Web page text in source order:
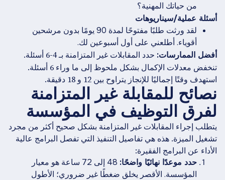
من حياتك المهنية؟
أسئلة عملية/سيناريوهات
لقد ورثت طلبًا مفتوحًا لمدة 90 يومًا بدون مرشحين
أقوياء. أطلعني على أول أسبوعين لك.
أفضل الممارسات:
حدد المقابلات غير المتزامنة بـ 4-6 أسئلة.
تنخفض معدلات الإكمال بشكل ملحوظ إلى ما وراء 6 أسئلة.
استهدف وقتًا إجماليًا للإنجاز يتراوح بين 12 و 18 دقيقة.
نصائح للمقابلة غير المتزامنة
لفرق التوظيف في المؤسسة
يتطلب إجراء المقابلات غير المتزامنة بشكل صحيح أكثر من مجرد
تشغيل الميزة. هذه هي تفاصيل التنفيذ التي تفصل البرامج عالية
الأداء عن البرامج الفقيرة:
حدد موعدًا نهائيًا واضحًا:
48 إلى 72 ساعة هو معيار
المؤسسة. الأقصر يخلق ضغطًا غير ضروري؛ الأطول